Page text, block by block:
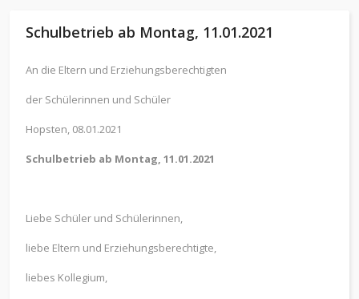
Schulbetrieb ab Montag, 11.01.2021
An die Eltern und Erziehungsberechtigten
der Schülerinnen und Schüler
Hopsten, 08.01.2021
Schulbetrieb ab Montag, 11.01.2021
Liebe Schüler und Schülerinnen,
liebe Eltern und Erziehungsberechtigte,
liebes Kollegium,